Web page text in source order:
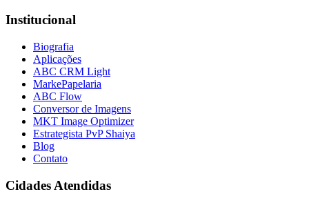
Institucional
Biografia
Aplicações
ABC CRM Light
MarkePapelaria
ABC Flow
Conversor de Imagens
MKT Image Optimizer
Estrategista PvP Shaiya
Blog
Contato
Cidades Atendidas